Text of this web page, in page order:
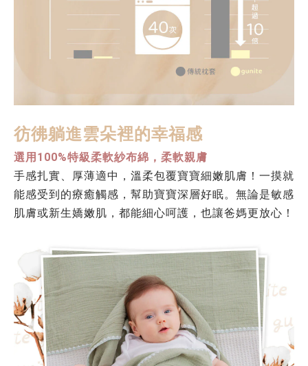
彷彿躺進雲朵裡的幸福感
選用100%特級柔軟紗布綿，柔軟親膚
手感扎實、厚薄適中，溫柔包覆寶寶細嫩肌膚！一摸就
能感受到的療癒觸感，幫助寶寶深層好眠。無論是敏感
肌膚或新生嬌嫩肌，都能細心呵護，也讓爸媽更放心！